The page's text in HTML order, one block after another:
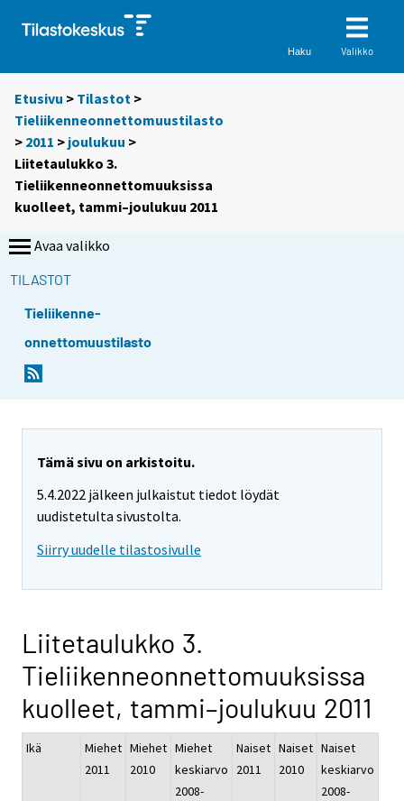
Haku Valikko
Etusivu > Tilastot >
Tieliikenneonnettomuustilasto
> 2011 > joulukuu >
Liitetaulukko 3.
Tieliikenneonnettomuuksissa
kuolleet, tammi–joulukuu 2011
Avaa valikko
TILASTOT
Tieliikenne-
onnettomuustilasto
Tämä sivu on arkistoitu.
5.4.2022 jälkeen julkaistut tiedot löydät
uudistetulta sivustolta.
Siirry uudelle tilastosivulle
Liitetaulukko 3.
Tieliikenneonnettomuuksissa
kuolleet, tammi–joulukuu 2011
Ikä
Miehet
2011
Miehet
2010
Miehet
keskiarvo
2008-
Naiset
2011
Naiset
2010
Naiset
keskiarvo
2008-